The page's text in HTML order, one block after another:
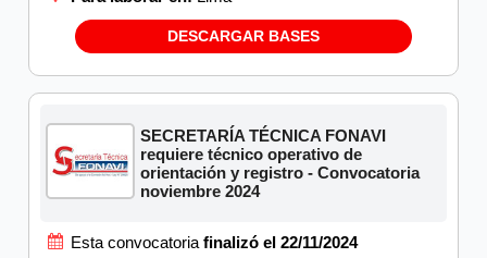
DESCARGAR BASES
SECRETARÍA TÉCNICA FONAVI
requiere técnico operativo de
orientación y registro - Convocatoria
noviembre 2024
Esta convocatoria finalizó el 22/11/2024